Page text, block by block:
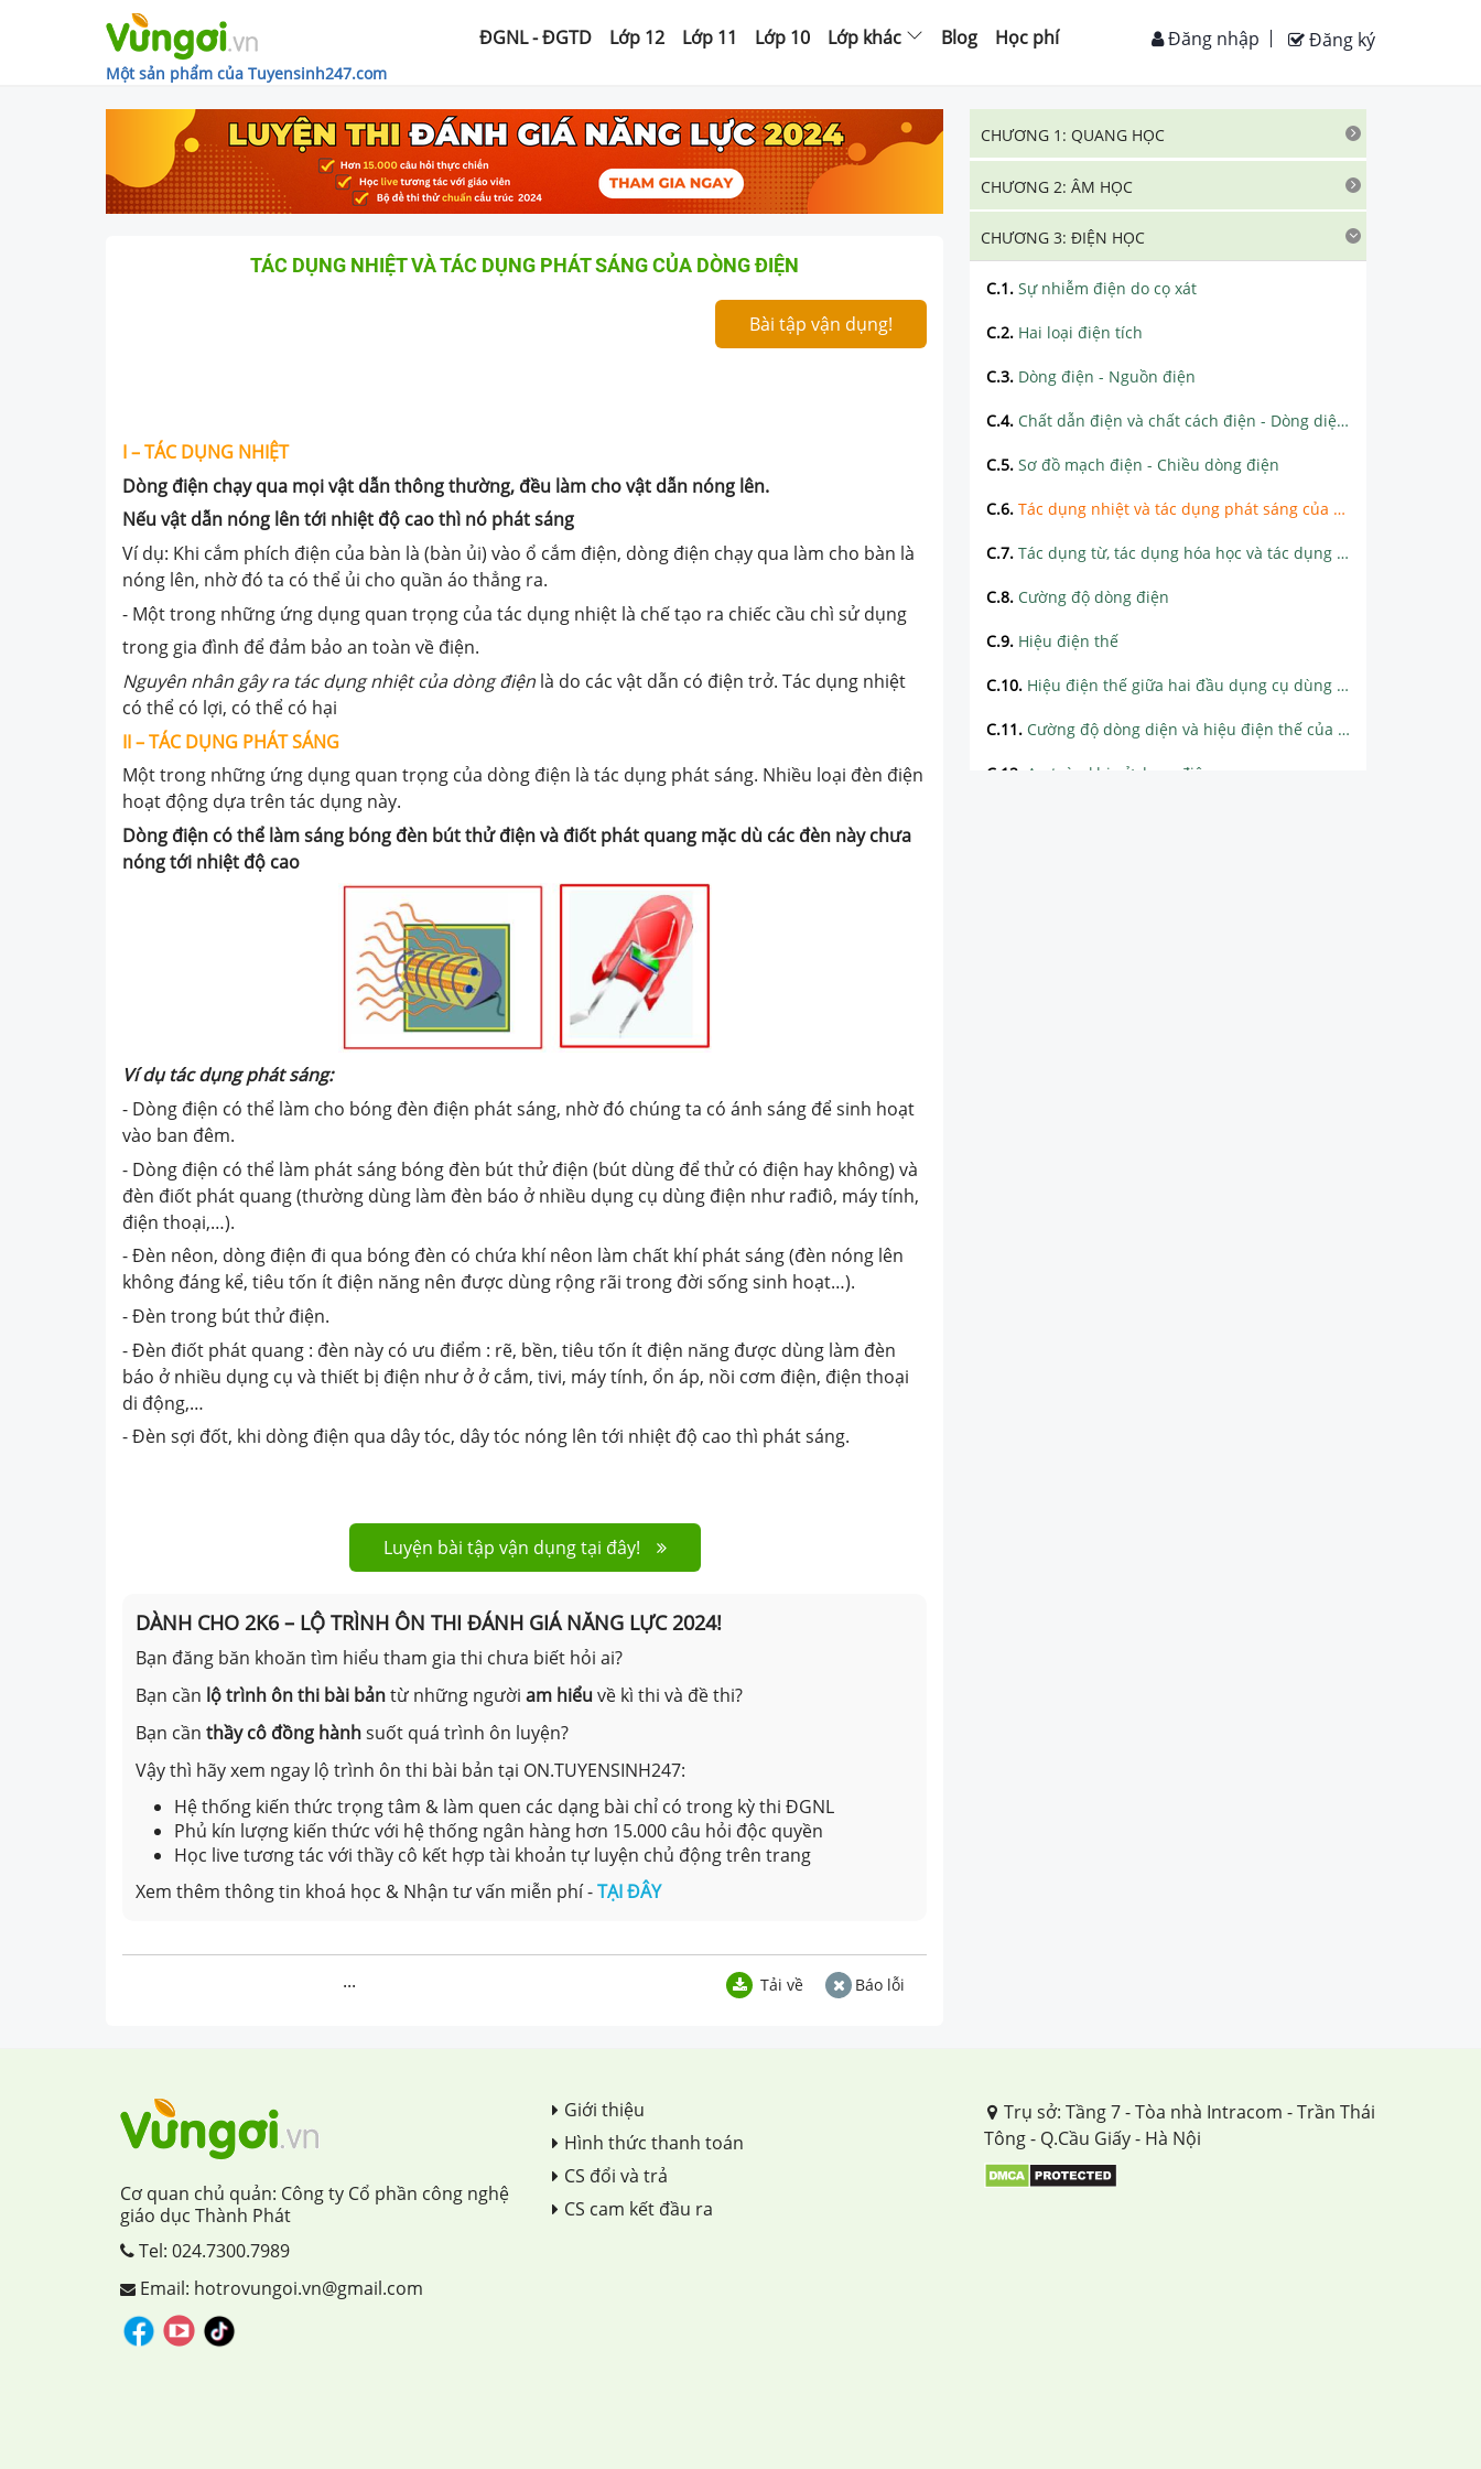
Một sản phẩm của Tuyensinh247.com
ĐGNL - ĐGTD Lớp 12 Lớp 11 Lớp 10 Lớp khác Blog Học phí Đăng ký
Đăng nhập
TÁC DỤNG NHIỆT VÀ TÁC DỤNG PHÁT SÁNG CỦA DÒNG ĐIỆN
Bài tập vận dụng!
I – TÁC DỤNG NHIỆT
Dòng điện chạy qua mọi vật dẫn thông thường, đều làm cho vật dẫn nóng lên.
Nếu vật dẫn nóng lên tới nhiệt độ cao thì nó phát sáng
Ví dụ: Khi cắm phích điện của bàn là (bàn ủi) vào ổ cắm điện, dòng điện chạy qua làm cho bàn là
nóng lên, nhờ đó ta có thể ủi cho quần áo thẳng ra.
- Một trong những ứng dụng quan trọng của tác dụng nhiệt là chế tạo ra chiếc cầu chì sử dụng
trong gia đình để đảm bảo an toàn về điện.
Nguyên nhân gây ra tác dụng nhiệt của dòng điện là do các vật dẫn có điện trở. Tác dụng nhiệt
có thể có lợi, có thể có hại
II – TÁC DỤNG PHÁT SÁNG
Một trong những ứng dụng quan trọng của dòng điện là tác dụng phát sáng. Nhiều loại đèn điện
hoạt động dựa trên tác dụng này.
Dòng điện có thể làm sáng bóng đèn bút thử điện và điốt phát quang mặc dù các đèn này chưa
nóng tới nhiệt độ cao
Ví dụ tác dụng phát sáng:
- Dòng điện có thể làm cho bóng đèn điện phát sáng, nhờ đó chúng ta có ánh sáng để sinh hoạt
vào ban đêm.
- Dòng điện có thể làm phát sáng bóng đèn bút thử điện (bút dùng để thử có điện hay không) và
đèn điốt phát quang (thường dùng làm đèn báo ở nhiều dụng cụ dùng điện như rađiô, máy tính,
điện thoại,…).
- Đèn nêon, dòng điện đi qua bóng đèn có chứa khí nêon làm chất khí phát sáng (đèn nóng lên
không đáng kể, tiêu tốn ít điện năng nên được dùng rộng rãi trong đời sống sinh hoạt…).
- Đèn trong bút thử điện.
- Đèn điốt phát quang : đèn này có ưu điểm : rẽ, bền, tiêu tốn ít điện năng được dùng làm đèn
báo ở nhiều dụng cụ và thiết bị điện như ở ở cắm, tivi, máy tính, ổn áp, nồi cơm điện, điện thoại
di động,…
- Đèn sợi đốt, khi dòng điện qua dây tóc, dây tóc nóng lên tới nhiệt độ cao thì phát sáng.
Luyện bài tập vận dụng tại đây!
DÀNH CHO 2K6 – LỘ TRÌNH ÔN THI ĐÁNH GIÁ NĂNG LỰC 2024!
Bạn đăng băn khoăn tìm hiểu tham gia thi chưa biết hỏi ai?
Bạn cần lộ trình ôn thi bài bảntừ những người am hiểuvề kì thi và đề thi?
Bạn cần thầy cô đồng hànhsuốt quá trình ôn luyện?
Vậy thì hãy xem ngay lộ trình ôn thi bài bản tại ON.TUYENSINH247:
Hệ thống kiến thức trọng tâm & làm quen các dạng bài chỉ có trong kỳ thi ĐGNL
Phủ kín lượng kiến thức với hệ thống ngân hàng hơn 15.000 câu hỏi độc quyền
Học live tương tác với thầy cô kết hợp tài khoản tự luyện chủ động trên trang
Xem thêm thông tin khoá học & Nhận tư vấn miễn phí -TẠI ĐÂY
... Tải về Báo lỗi
CHƯƠNG 1: QUANG HỌC
CHƯƠNG 2: ÂM HỌC
CHƯƠNG 3: ĐIỆN HỌC
C.1. Sự nhiễm điện do cọ xát
C.2. Hai loại điện tích
C.3. Dòng điện - Nguồn điện
C.4. Chất dẫn điện và chất cách điện - Dòng diện trong kim loại
C.5. Sơ đồ mạch điện - Chiều dòng điện
C.6. Tác dụng nhiệt và tác dụng phát sáng của dòng điện
C.7. Tác dụng từ, tác dụng hóa học và tác dụng sinh lí của dòng điện
C.8. Cường độ dòng điện
C.9. Hiệu điện thế
C.10. Hiệu điện thế giữa hai đầu dụng cụ dùng điện
C.11. Cường độ dòng diện và hiệu điện thế của đoạn mạch mắc nối tiếp, mắc song song
C.12 An toàn khi sử dụng điện
Cơ quan chủ quản: Công ty Cổ phần công nghệ
giáo dục Thành Phát
Tel: 024.7300.7989
Email: hotrovungoi.vn@gmail.com
Giới thiệu
Hình thức thanh toán
CS đổi và trả
CS cam kết đầu ra
Trụ sở: Tầng 7 - Tòa nhà Intracom - Trần Thái
Tông - Q.Cầu Giấy - Hà Nội